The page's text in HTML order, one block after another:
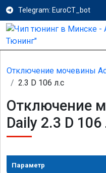
Telegram: EuroCT_bot
Отключение мочевины
2.3 D 106 л.с
Отключение
Daily 2.3 D
Параметр